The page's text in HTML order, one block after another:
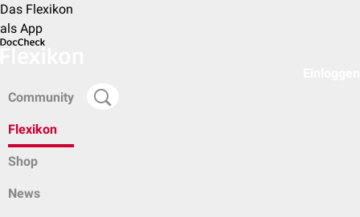
Das Flexikon
als App
Community
Flexikon
Shop
News